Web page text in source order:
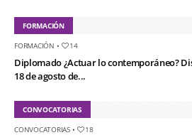
FORMACIÓN
FORMACIÓN • 14
Diplomado ¿Actuar lo contemporáneo?
18 de agosto de...
CONVOCATORIAS
CONVOCATORIAS• 18